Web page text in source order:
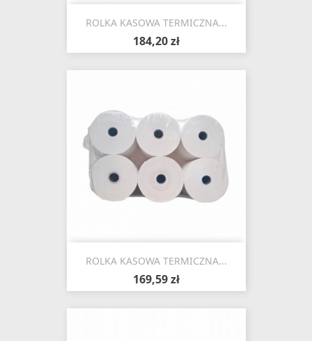
ROLKA KASOWA TERMICZNA...
184,20 zł
ROLKA KASOWA TERMICZNA...
169,59 zł